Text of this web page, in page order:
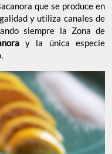
que se produce en
y utiliza canales de
siempre la Zona de
y la única especie